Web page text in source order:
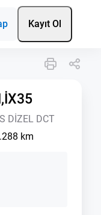
Kayıt Ol
DİZEL DCT
km